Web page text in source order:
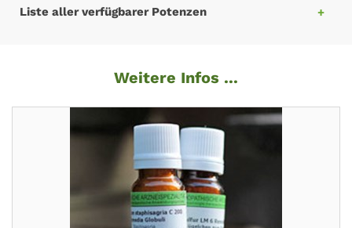
Liste aller verfügbarer Potenzen
Weitere Infos ...